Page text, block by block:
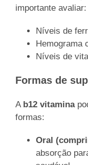
importante avaliar:
Níveis de
Hemograma
Níveis de
Formas de
A b12 vitamina
formas:
Oral
absorção